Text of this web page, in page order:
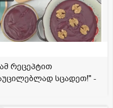
რეცეპტით
სცადეთ!" -